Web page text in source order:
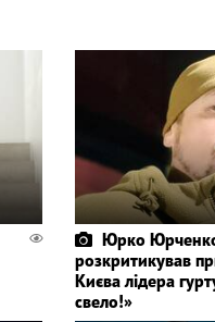
Юрко
розкритикував
Києва лідера
свело!»